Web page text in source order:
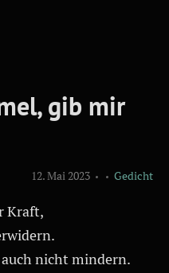
gib mir
12. Mai 2023 Gedicht
Kraft,
nicht mindern.